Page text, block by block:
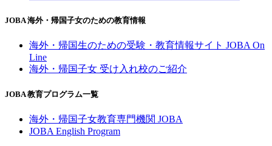
JOBA 海外・帰国子女のための教育情報
海外・帰国生のための受験・教育情報サイト JOBA On
Line
海外・帰国子女 受け入れ校のご紹介
JOBA 教育プログラム一覧
海外・帰国子女教育専門機関 JOBA
JOBA English Program